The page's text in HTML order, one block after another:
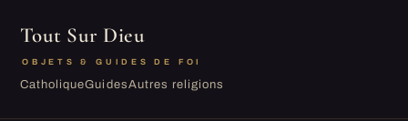
Tout Sur Dieu
OBJETS & GUIDES DE FOI
CatholiqueGuidesAutres religions